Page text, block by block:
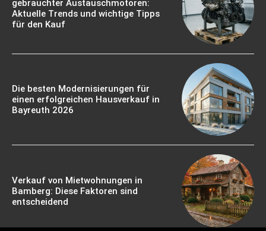
gebrauchter Austauschmotoren:
Aktuelle Trends und wichtige Tipps
für den Kauf
Die besten Modernisierungen für
einen erfolgreichen Hausverkauf in
Bayreuth 2026
Verkauf von Mietwohnungen in
Bamberg: Diese Faktoren sind
entscheidend